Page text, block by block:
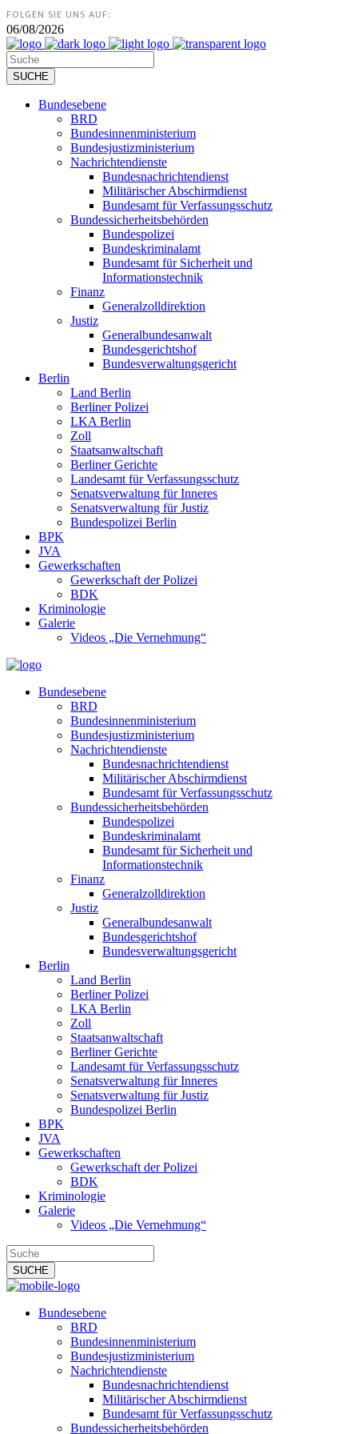
FOLGEN SIE UNS AUF:
06/08/2026
Bundesebene
BRD
Bundesinnenministerium
Bundesjustizministerium
Nachrichtendienste
Bundesnachrichtendienst
Militärischer Abschirmdienst
Bundesamt für Verfassungsschutz
Bundessicherheitsbehörden
Bundespolizei
Bundeskriminalamt
Bundesamt für Sicherheit und
Informationstechnik
Finanz
Generalzolldirektion
Justiz
Generalbundesanwalt
Bundesgerichtshof
Bundesverwaltungsgericht
Berlin
Land Berlin
Berliner Polizei
LKA Berlin
Zoll
Staatsanwaltschaft
Berliner Gerichte
Landesamt für Verfassungsschutz
Senatsverwaltung für Inneres
Senatsverwaltung für Justiz
Bundespolizei Berlin
BPK
JVA
Gewerkschaften
Gewerkschaft der Polizei
BDK
Kriminologie
Galerie
Videos „Die Vernehmung“
Bundesebene
BRD
Bundesinnenministerium
Bundesjustizministerium
Nachrichtendienste
Bundesnachrichtendienst
Militärischer Abschirmdienst
Bundesamt für Verfassungsschutz
Bundessicherheitsbehörden
Bundespolizei
Bundeskriminalamt
Bundesamt für Sicherheit und
Informationstechnik
Finanz
Generalzolldirektion
Justiz
Generalbundesanwalt
Bundesgerichtshof
Bundesverwaltungsgericht
Berlin
Land Berlin
Berliner Polizei
LKA Berlin
Zoll
Staatsanwaltschaft
Berliner Gerichte
Landesamt für Verfassungsschutz
Senatsverwaltung für Inneres
Senatsverwaltung für Justiz
Bundespolizei Berlin
BPK
JVA
Gewerkschaften
Gewerkschaft der Polizei
BDK
Kriminologie
Galerie
Videos „Die Vernehmung“
Bundesebene
BRD
Bundesinnenministerium
Bundesjustizministerium
Nachrichtendienste
Bundesnachrichtendienst
Militärischer Abschirmdienst
Bundesamt für Verfassungsschutz
Bundessicherheitsbehörden